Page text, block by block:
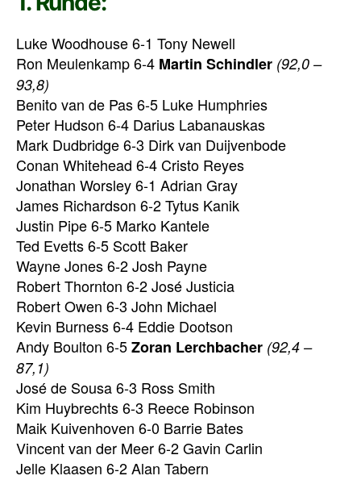
Luke Woodhouse 6-1 Tony Newell
Ron Meulenkamp 6-4 Martin Schindler (92,0 –
93,8)
Benito van de Pas 6-5 Luke Humphries
Peter Hudson 6-4 Darius Labanauskas
Mark Dudbridge 6-3 Dirk van Duijvenbode
Conan Whitehead 6-4 Cristo Reyes
Jonathan Worsley 6-1 Adrian Gray
James Richardson 6-2 Tytus Kanik
Justin Pipe 6-5 Marko Kantele
Ted Evetts 6-5 Scott Baker
Wayne Jones 6-2 Josh Payne
Robert Thornton 6-2 José Justicia
Robert Owen 6-3 John Michael
Kevin Burness 6-4 Eddie Dootson
Andy Boulton 6-5Zoran Lerchbacher (92,4 –
87,1)
José de Sousa 6-3 Ross Smith
Kim Huybrechts 6-3 Reece Robinson
Maik Kuivenhoven 6-0 Barrie Bates
Vincent van der Meer 6-2 Gavin Carlin
Jelle Klaasen 6-2 Alan Tabern